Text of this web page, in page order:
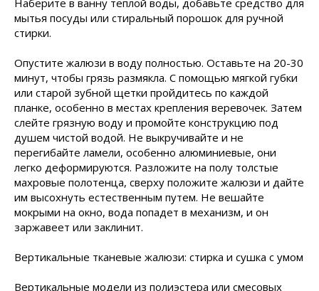
Наберите в ванну теплой воды, добавьте средство для
мытья посуды или стиральный порошок для ручной
стирки.
Опустите жалюзи в воду полностью. Оставьте на 20-30
минут, чтобы грязь размякла. С помощью мягкой губки
или старой зубной щетки пройдитесь по каждой
планке, особенно в местах крепления веревочек. Затем
слейте грязную воду и промойте конструкцию под
душем чистой водой. Не выкручивайте и не
перегибайте ламели, особенно алюминиевые, они
легко деформируются. Разложите на полу толстые
махровые полотенца, сверху положите жалюзи и дайте
им высохнуть естественным путем. Не вешайте
мокрыми на окно, вода попадет в механизм, и он
заржавеет или заклинит.
Вертикальные тканевые жалюзи: стирка и сушка с умом
Вертикальные модели из полиэстера или смесовых